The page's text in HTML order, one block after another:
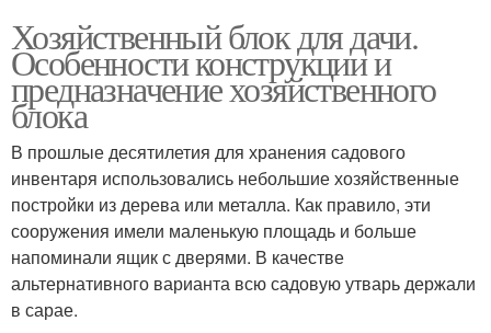
Хозяйственный блок для дачи.
Особенности конструкции и
предназначение хозяйственного
блока
В прошлые десятилетия для хранения садового
инвентаря использовались небольшие хозяйственные
постройки из дерева или металла. Как правило, эти
сооружения имели маленькую площадь и больше
напоминали ящик с дверями. В качестве
альтернативного варианта всю садовую утварь держали
в сарае.